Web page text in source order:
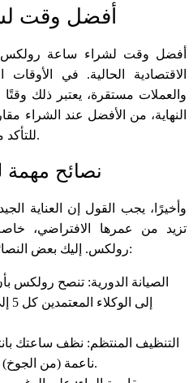
أفضل وقت
أفضل وقت لشراء ساعة
الاقتصادية الحالية. في
والعملات مستقرة، يعتبر ذلك
النهاية، من الأفضل عند الشراء
للتأكد من أنك تحصل على أفضل صفقة.
نصائح
وأخيرًا، يجب القول إن العناية
تزيد من عمرها الافتراضي،
رولكس. إليك بعض النصائح للعناية الجيدة بساعة رولكس:
الصيانة الدورية: تنصح رولكس
التنظيف المنتظم: نظف ساعتك
ناعمة (من الجوخ) لتجنب تراكم الغبار والأوساخ.